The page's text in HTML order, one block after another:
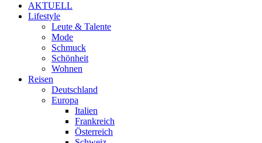
AKTUELL
Lifestyle
Leute & Talente
Mode
Schmuck
Schönheit
Wohnen
Reisen
Deutschland
Europa
Italien
Frankreich
Österreich